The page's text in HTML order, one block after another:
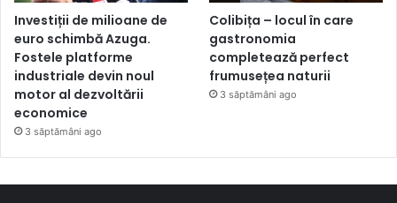
Investiții de milioane de
euro schimbă Azuga.
Fostele platforme
industriale devin noul
motor al dezvoltării
economice
3 săptămâni ago
Colibița – locul în care
gastronomia
completează perfect
frumusețea naturii
3 săptămâni ago